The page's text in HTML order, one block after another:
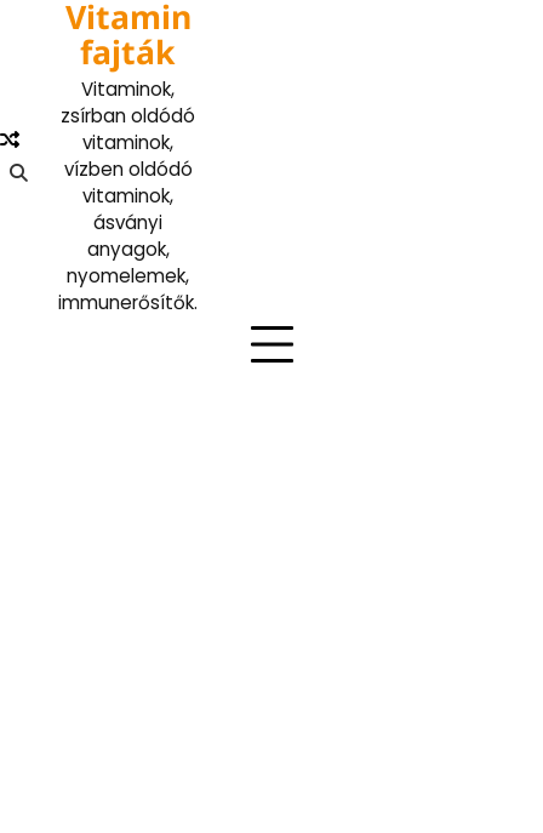
Vitamin
fajták
Vitaminok,
zsírban oldódó
vitaminok,
vízben oldódó
vitaminok,
ásványi
anyagok,
nyomelemek,
immunerősítők.